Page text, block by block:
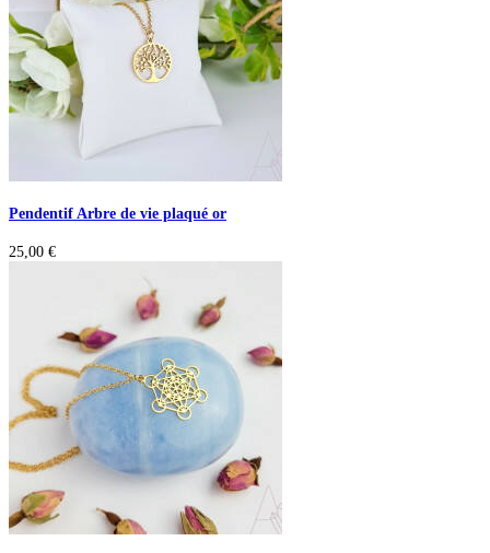
Pendentif Arbre de vie plaqué or
25,00 €